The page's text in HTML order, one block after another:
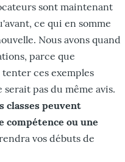
sont maintenant
ce qui en somme
Nous avons quand
parce que
ces exemples
pas du même avis.
classes peuvent
ou une
vos débuts de